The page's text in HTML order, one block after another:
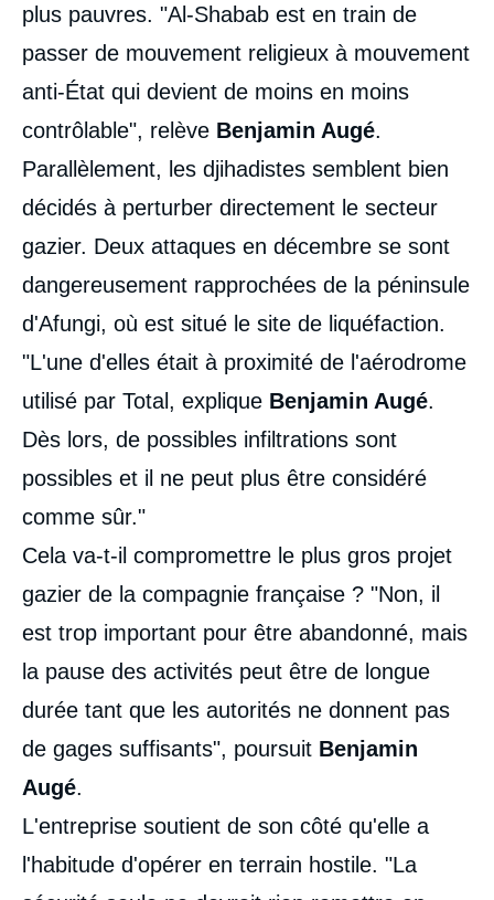
plus pauvres. "Al-Shabab est en train de
passer de mouvement religieux à mouvement
anti-État qui devient de moins en moins
contrôlable", relève Benjamin Augé.
Parallèlement, les djihadistes semblent bien
décidés à perturber directement le secteur
gazier. Deux attaques en décembre se sont
dangereusement rapprochées de la péninsule
d'Afungi, où est situé le site de liquéfaction.
"L'une d'elles était à proximité de l'aérodrome
utilisé par Total, explique Benjamin Augé.
Dès lors, de possibles infiltrations sont
possibles et il ne peut plus être considéré
comme sûr."
Cela va-t-il compromettre le plus gros projet
gazier de la compagnie française ? "Non, il
est trop important pour être abandonné, mais
la pause des activités peut être de longue
durée tant que les autorités ne donnent pas
de gages suffisants", poursuit Benjamin
Augé.
L'entreprise soutient de son côté qu'elle a
l'habitude d'opérer en terrain hostile. "La